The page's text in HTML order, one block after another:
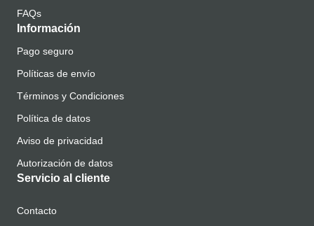
FAQs
Información
Pago seguro
Políticas de envío
Términos y Condiciones
Política de datos
Aviso de privacidad
Autorización de datos
Servicio al cliente
Contacto